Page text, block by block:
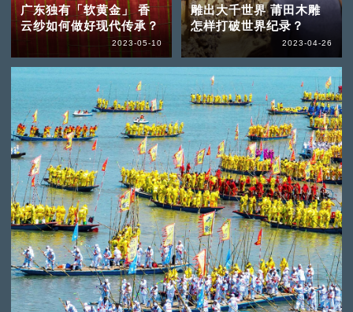
广东独有「软黄金」 香
云纱如何做好现代传承？
2023-05-10
雕出大千世界 莆田木雕
怎样打破世界纪录？
2023-04-26